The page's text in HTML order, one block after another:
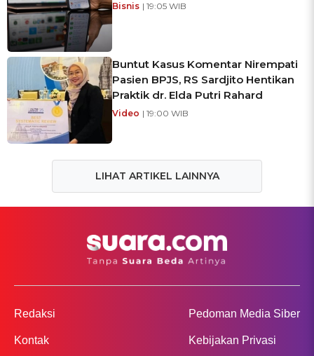
Bisnis | 19:05 WIB
Buntut Kasus Komentar Nirempati
Pasien BPJS, RS Sardjito Hentikan
Praktik dr. Elda Putri Rahard
Video | 19:00 WIB
LIHAT ARTIKEL LAINNYA
Redaksi
Kontak
Pedoman Media Siber
Kebijakan Privasi